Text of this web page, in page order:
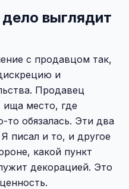
выглядит
с продавцом так,
и
Продавец
ища место, где
то обязалась. Эти два
писал и то, и другое
какой пункт
декорацией. Это